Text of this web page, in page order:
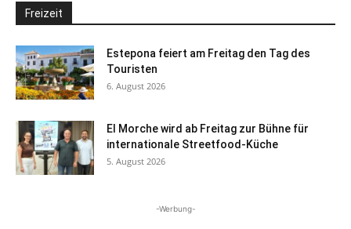
Freizeit
Estepona feiert am Freitag den Tag des
Touristen
6. August 2026
El Morche wird ab Freitag zur Bühne für
internationale Streetfood-Küche
5. August 2026
-Werbung-